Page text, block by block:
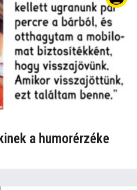
a humorérzéke